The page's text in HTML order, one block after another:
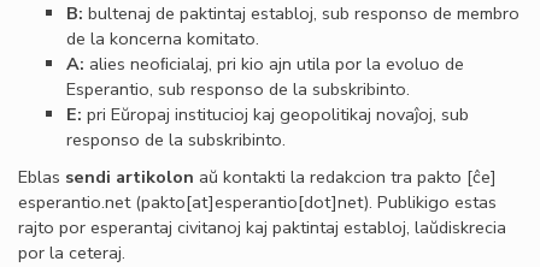
B: bultenaj de paktintaj establoj, sub responso de membro
de la koncerna komitato.
A: alies neoﬁcialaj, pri kio ajn utila por la evoluo de
Esperantio, sub responso de la subskribinto.
E: pri Eŭropaj institucioj kaj geopolitikaj novaĵoj, sub
responso de la subskribinto.
Eblas sendi artikolon aŭ kontakti la redakcion tra pakto [ĉe]
esperantio.net(pakto[at]esperantio[dot]net). Publikigo estas
rajto por esperantaj civitanoj kaj paktintaj establoj, laŭdiskrecia
por la ceteraj.